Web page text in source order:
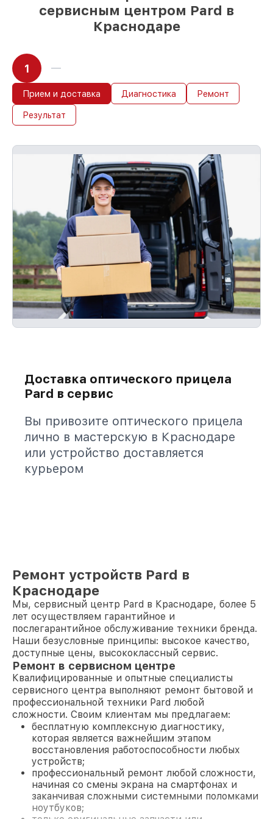
сервисным центром Pard в
Краснодаре
1
Прием и доставка Диагностика Ремонт
Результат
Доставка оптического прицела
Pard в сервис
Вы привозите оптического прицела
лично в мастерскую в Краснодаре
или устройство доставляется
курьером
Ремонт устройств Pard в
Краснодаре
Мы, сервисный центр Pard в Краснодаре, более 5
лет осуществляем гарантийное и
послегарантийное обслуживание техники бренда.
Наши безусловные принципы: высокое качество,
доступные цены, высококлассный сервис.
Ремонт в сервисном центре
Квалифицированные и опытные специалисты
сервисного центра выполняют ремонт бытовой и
профессиональной техники Pard любой
сложности. Своим клиентам мы предлагаем:
бесплатную комплексную диагностику,
которая является важнейшим этапом
восстановления работоспособности любых
устройств;
профессиональный ремонт любой сложности,
начиная со смены экрана на смартфонах и
заканчивая сложными системными поломками
ноутбуков;